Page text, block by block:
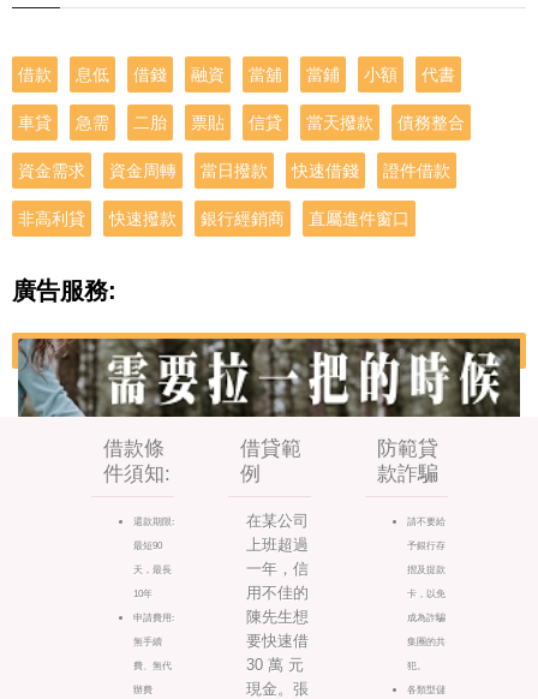
借款 息低 借錢 融資 當舖 當鋪 小額 代書
車貸 急需 二胎 票貼 信貸 當天撥款 債務整合
資金需求 資金周轉 當日撥款 快速借錢 證件借款
非高利貸 快速撥款 銀行經銷商 直屬進件窗口
廣告服務:
借款條
件須知:
還款期限:
最短90
天，最長
10年
申請費用:
無手續
費、無代
辦費
借貸範
例
在某公司
上班超過
一年，信
用不佳的
陳先生想
要快速借
30 萬 元
現金。張
防範貸
款詐騙
請不要給
予銀行存
摺及提款
卡，以免
成為詐騙
集團的共
犯。
各類型儲